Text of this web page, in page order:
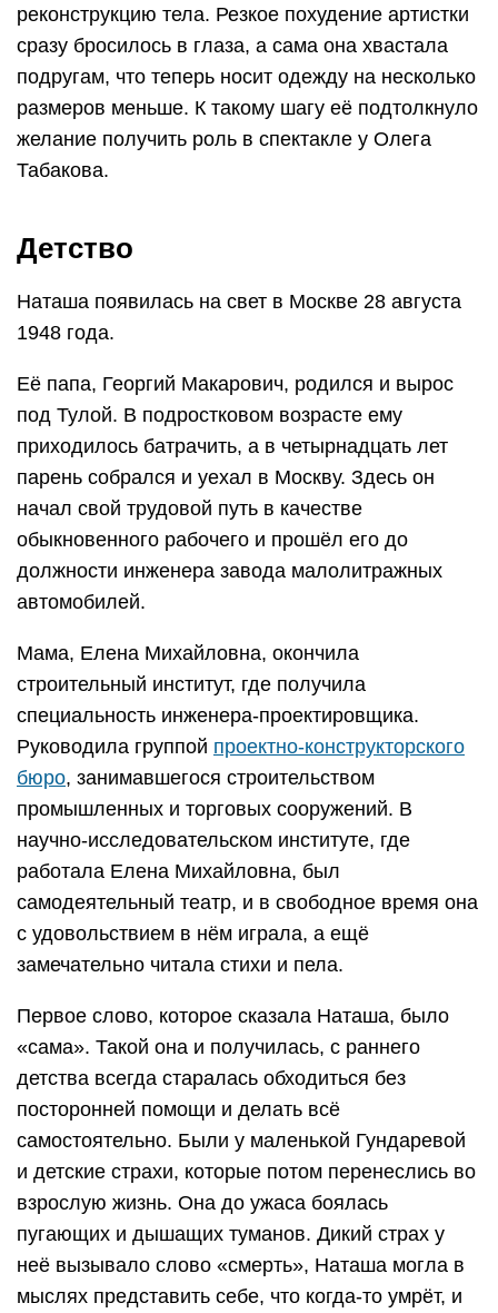
реконструкцию тела. Резкое похудение артистки
сразу бросилось в глаза, а сама она хвастала
подругам, что теперь носит одежду на несколько
размеров меньше. К такому шагу её подтолкнуло
желание получить роль в спектакле у Олега
Табакова.
Детство
Наташа появилась на свет в Москве 28 августа
1948 года.
Её папа, Георгий Макарович, родился и вырос
под Тулой. В подростковом возрасте ему
приходилось батрачить, а в четырнадцать лет
парень собрался и уехал в Москву. Здесь он
начал свой трудовой путь в качестве
обыкновенного рабочего и прошёл его до
должности инженера завода малолитражных
автомобилей.
Мама, Елена Михайловна, окончила
строительный институт, где получила
специальность инженера-проектировщика.
Руководила группой проектно-конструкторского
бюро, занимавшегося строительством
промышленных и торговых сооружений. В
научно-исследовательском институте, где
работала Елена Михайловна, был
самодеятельный театр, и в свободное время она
с удовольствием в нём играла, а ещё
замечательно читала стихи и пела.
Первое слово, которое сказала Наташа, было
«сама». Такой она и получилась, с раннего
детства всегда старалась обходиться без
посторонней помощи и делать всё
самостоятельно. Были у маленькой Гундаревой
и детские страхи, которые потом перенеслись во
взрослую жизнь. Она до ужаса боялась
пугающих и дышащих туманов. Дикий страх у
неё вызывало слово «смерть», Наташа могла в
мыслях представить себе, что когда-то умрёт, и